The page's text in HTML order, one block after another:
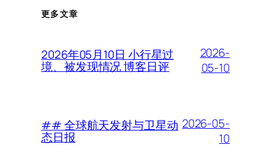
更多文章
2026年05月10日 小行星过
境、被发现情况 博客日评
2026-
05-10
## 全球航天发射与卫星动
态日报
2026-05-
10